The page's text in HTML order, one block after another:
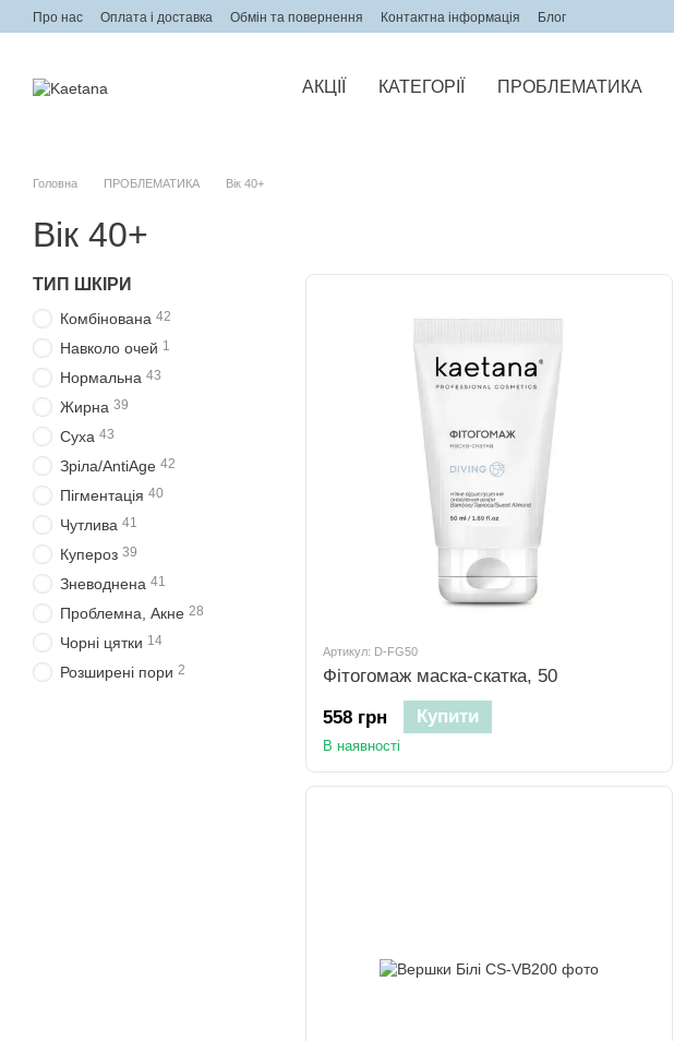
Перейти до основного контенту
Про нас Оплата і доставка Обмін та повернення Контактна інформація Блог
АКЦІЇ КАТЕГОРІЇ ПРОБЛЕМАТИКА
Головна ПРОБЛЕМАТИКА Вік 40+
Вік 40+
Артикул: D-FG50
Фітогомаж маска-скатка, 50
558 грн
Купити
В наявності
ТИП ШКІРИ
Комбінована 42
Навколо очей 1
Нормальна 43
Жирна 39
Суха 43
Зріла/AntiAge 42
Пігментація 40
Чутлива 41
Купероз 39
Зневоднена 41
Проблемна, Акне 28
Чорні цятки 14
Розширені пори 2